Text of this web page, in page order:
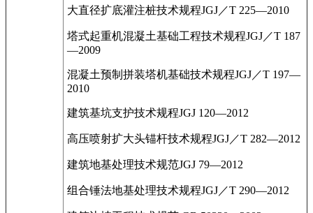
大直径扩底灌注桩技术规程JGJ／T 225—2010
塔式起重机混凝土基础工程技术规程JGJ／T 187
—2009
混凝土预制拼装塔机基础技术规程JGJ／T 197—
2010
建筑基坑支护技术规程JGJ 120—2012
高压喷射扩大头锚杆技术规程JGJ／T 282—2012
建筑地基处理技术规范JGJ 79—2012
组合锤法地基处理技术规程JGJ／T 290—2012